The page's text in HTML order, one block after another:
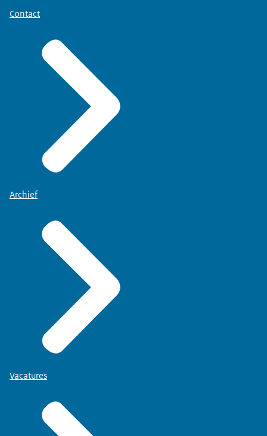
Contact
Archief
Vacatures